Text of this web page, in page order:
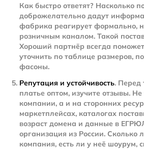
Как быстро ответят? Насколько
доброжелательно дадут
фабрика реагирует формально,
розничным каналом. Такой
Хороший партнёр всегда поможет
уточнить по таблице размеров,
фасоны.
Репутация и устойчивость. Перед
платье оптом, изучите отзывы. Не
компании, а и на сторонних
маркетплейсах, каталогах
возраст домена и данные в
организация из России. Сколько
компания, есть ли у неё шоурум,